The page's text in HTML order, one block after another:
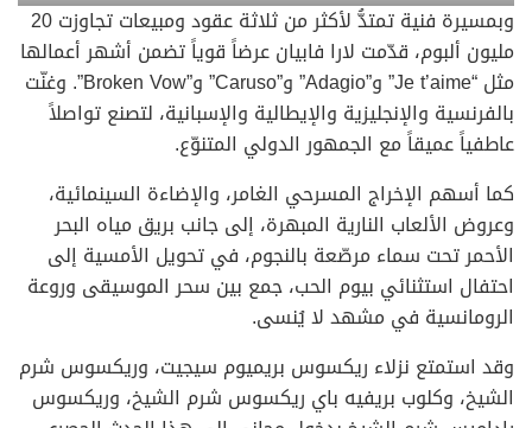
وبمسيرة فنية تمتدُّ لأكثر من ثلاثة عقود ومبيعات تجاوزت 20
مليون ألبوم، قدّمت لارا فابيان عرضاً قوياً تضمن أشهر أعمالها
مثل “Je t’aime” و”Adagio” و”Caruso” و”Broken Vow”. وغنّت
بالفرنسية والإنجليزية والإيطالية والإسبانية، لتصنع تواصلاً
عاطفياً عميقاً مع الجمهور الدولي المتنوّع.
كما أسهم الإخراج المسرحي الغامر، والإضاءة السينمائية،
وعروض الألعاب النارية المبهرة، إلى جانب بريق مياه البحر
الأحمر تحت سماء مرصّعة بالنجوم، في تحويل الأمسية إلى
احتفال استثنائي بيوم الحب، جمع بين سحر الموسيقى وروعة
الرومانسية في مشهد لا يُنسى.
وقد استمتع نزلاء ريكسوس بريميوم سيجيت، وريكسوس شرم
الشيخ، وكلوب بريفيه باي ريكسوس شرم الشيخ، وريكسوس